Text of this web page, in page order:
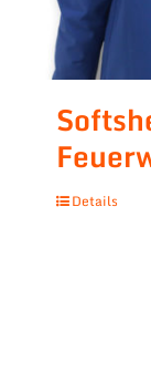
Details